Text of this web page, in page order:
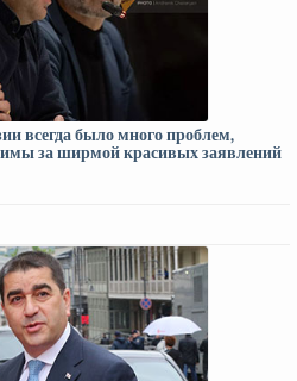
всегда было много проблем,
за ширмой красивых заявлений